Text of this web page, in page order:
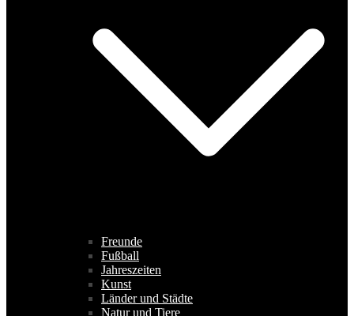
Freunde
Fußball
Jahreszeiten
Kunst
Länder und Städte
Natur und Tiere